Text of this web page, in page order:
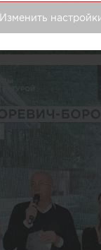
Изменить